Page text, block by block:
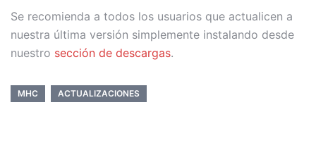
Se recomienda a todos los usuarios que actualicen a
nuestra última versión simplemente instalando desde
nuestro sección de descargas.
MHC ACTUALIZACIONES